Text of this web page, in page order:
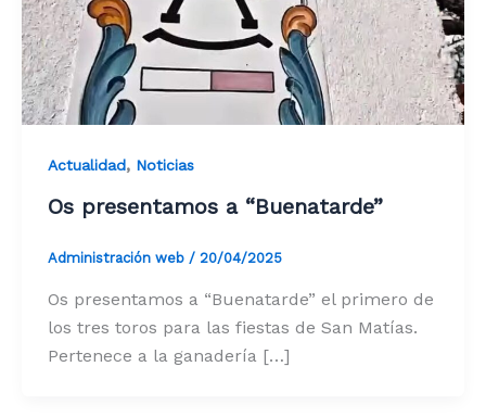
Actualidad, Noticias
Os presentamos a “Buenatarde”
Administración web / 20/04/2025
Os presentamos a “Buenatarde” el primero de
los tres toros para las fiestas de San Matías.
Pertenece a la ganadería […]